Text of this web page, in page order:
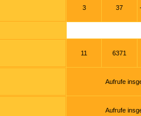
3 37
11 6371
Aufrufe
Aufrufe